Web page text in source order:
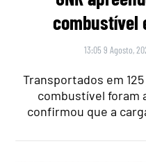
combustível
13:05 9 Agosto,
Transportados em
combustível foram
confirmou que a